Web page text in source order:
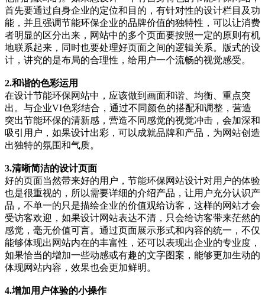
首先要通过自身企业的定位和目的，有针对性的设计栏目及功
能，并且强调节能环保企业的品牌价值的独特性，可以让消费
者明显的区分出来，网站中的多个页面要按照一定的原则有机
地联系起来，同时也要处理好页面之间的逻辑关系。版式的设
计，讲究的是布局的合理性，给用户一个流畅的视觉感受。
2.和谐的色彩运用
在设计节能环保网站中，应该做到画面和谐、均衡、重点突
出。与企业VI色彩结合，通过不同颜色的搭配和调整，营造
突出节能环保的清新感，营造不同感觉的视觉冲击，会加深和
吸引用户，如果设计出彩，可以成就品牌和产品，为网站创造
出独特的氛围和气质。
3.清晰简洁的设计页面
好的页面当然带来好的用户，节能环保网站设计对用户的体验
也是很重视的，所以需要详细的介绍产品，让用户充分认识产
品，不单一的只是描绘企业的价值观给访客，这样的网站才会
受访客欢迎，如果设计网站表达不清，只会给访客带来茫然的
感觉，毫无价值可言。通过页面展示形式和内容的统一，不仅
能够体现出网站内在的丰富性，还可以表现出企业的专业度，
如果恰当的增加一些动感或有趣的文字图案，能够更加生动的
体现网站内容，效果也会更加鲜明。
4.增加用户体验的小操作